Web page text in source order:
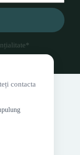
*
contacta